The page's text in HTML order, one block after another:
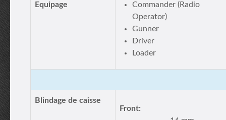
Equipage
Commander (Radio
Operator)
Gunner
Driver
Loader
Blindage de caisse
Front: